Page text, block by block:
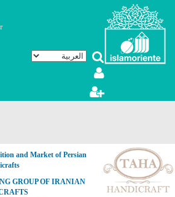
تجاوز إلى المحتوى الرئيسي
and Market of Persian
GROUP OF IRANIAN